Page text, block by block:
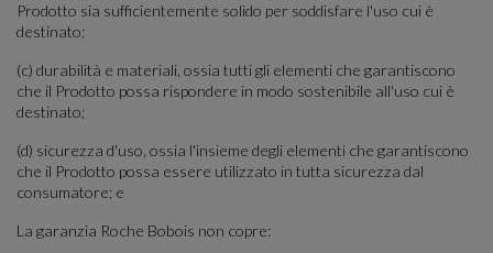
Prodotto sia sufficientemente solido per soddisfare l'uso cui è
destinato;
(c) durabilità e materiali, ossia tutti gli elementi che garantiscono
che il Prodotto possa rispondere in modo sostenibile all'uso cui è
destinato;
(d) sicurezza d'uso, ossia l'insieme degli elementi che garantiscono
che il Prodotto possa essere utilizzato in tutta sicurezza dal
consumatore; e
La garanzia Roche Bobois non copre: